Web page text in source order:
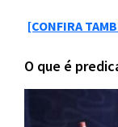
[CONFIRA
O que é